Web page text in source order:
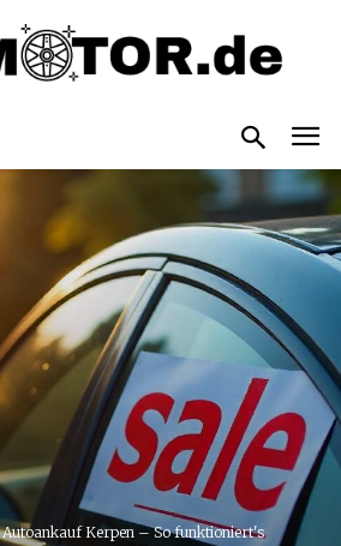
Autoankauf Kerpen – So funktioniert's